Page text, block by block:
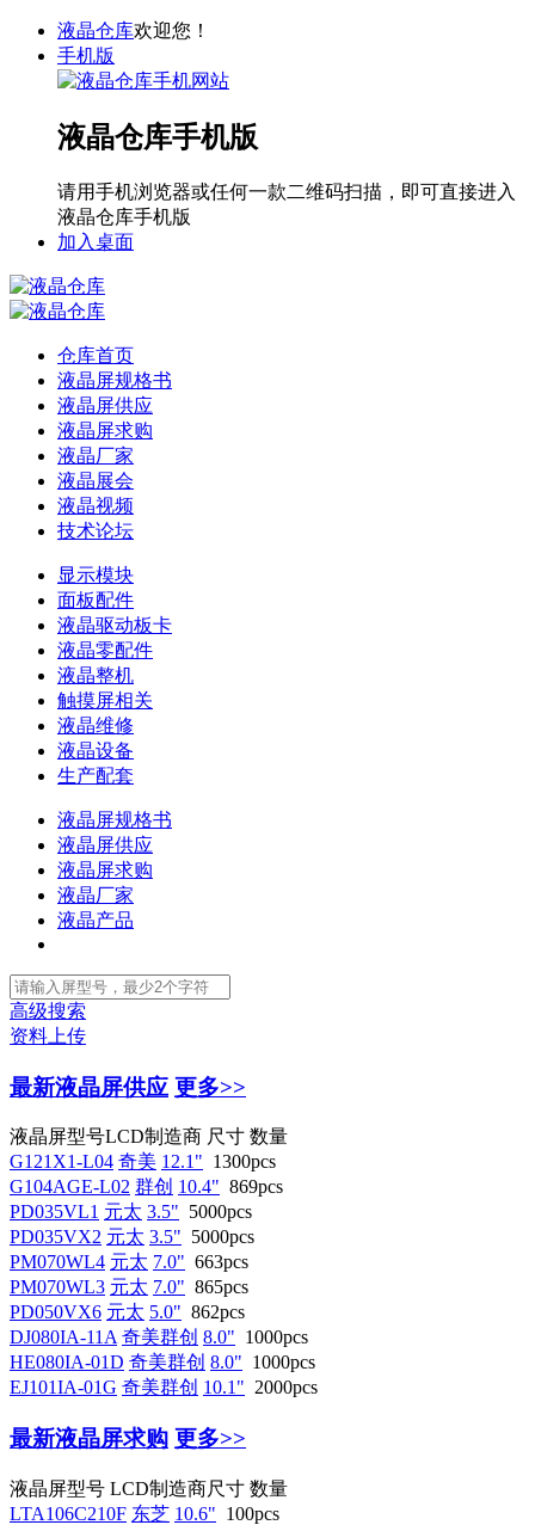
液晶仓库欢迎您！
手机版
液晶仓库手机版
请用手机浏览器或任何一款二维码扫描，即可直接进入
液晶仓库手机版
加入桌面
仓库首页
液晶屏规格书
液晶屏供应
液晶屏求购
液晶厂家
液晶展会
液晶视频
技术论坛
显示模块
面板配件
液晶驱动板卡
液晶零配件
液晶整机
触摸屏相关
液晶维修
液晶设备
生产配套
液晶屏规格书
液晶屏供应
液晶屏求购
液晶厂家
液晶产品
高级搜索
资料上传
最新液晶屏供应 更多>>
液晶屏型号LCD制造商 尺寸 数量
G121X1-L04 奇美 12.1" 1300pcs
G104AGE-L02 群创 10.4" 869pcs
PD035VL1 元太 3.5" 5000pcs
PD035VX2 元太 3.5" 5000pcs
PM070WL4 元太 7.0" 663pcs
PM070WL3 元太 7.0" 865pcs
PD050VX6 元太 5.0" 862pcs
DJ080IA-11A 奇美群创 8.0" 1000pcs
HE080IA-01D 奇美群创 8.0" 1000pcs
EJ101IA-01G 奇美群创 10.1" 2000pcs
最新液晶屏求购 更多>>
液晶屏型号 LCD制造商尺寸 数量
LTA106C210F 东芝 10.6" 100pcs